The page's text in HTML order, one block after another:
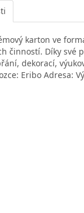
karton ve
činností. Díky své
dekorací,
Eribo Adresa: